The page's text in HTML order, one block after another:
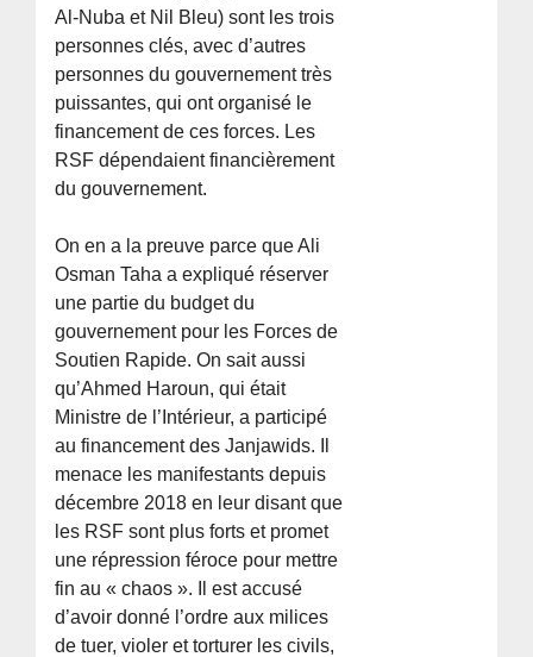
Al-Nuba et Nil Bleu) sont les trois
personnes clés, avec d’autres
personnes du gouvernement très
puissantes, qui ont organisé le
financement de ces forces. Les
RSF dépendaient financièrement
du gouvernement.
On en a la preuve parce que Ali
Osman Taha a expliqué réserver
une partie du budget du
gouvernement pour les Forces de
Soutien Rapide. On sait aussi
qu’Ahmed Haroun, qui était
Ministre de l’Intérieur, a participé
au financement des Janjawids. Il
menace les manifestants depuis
décembre 2018 en leur disant que
les RSF sont plus forts et promet
une répression féroce pour mettre
fin au « chaos ». Il est accusé
d’avoir donné l’ordre aux milices
de tuer, violer et torturer les civils,